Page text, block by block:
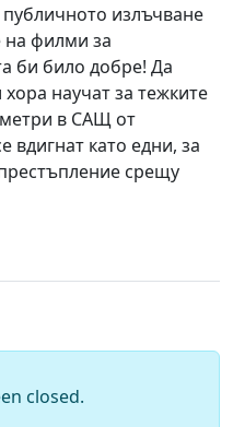
излъчване
на филми за
би било добре! Да
научат за тежките
в САЩ от
вдигнат като едни, за
срещу
closed.